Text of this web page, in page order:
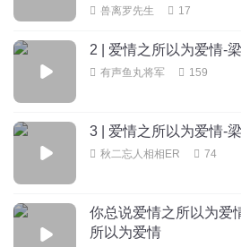
兽离罗先生 17
2 | 爱情之所以为爱情-
有声鱼丸将军 159
3 | 爱情之所以为爱情-
秋二忘人相相ER 74
你总说爱情之所以为爱
所以为爱情